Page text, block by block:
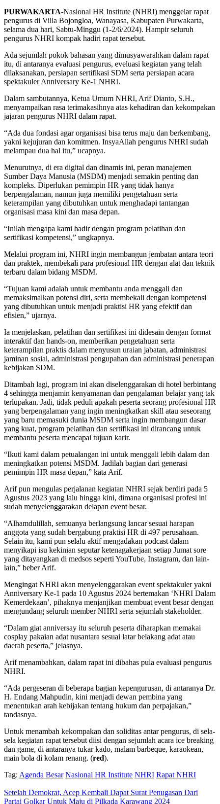
PURWAKARTA-Nasional HR Institute (NHRI) menggelar rapat
pengurus di Villa Bojongloa, Wanayasa, Kabupaten Purwakarta,
selama dua hari, Sabtu-Minggu (1-2/6/2024). Hampir seluruh
pengurus NHRI kompak hadiri rapat tersebut.
Ada sejumlah pokok bahasan yang dimusyawarahkan dalam rapat
itu, di antaranya evaluasi pengurus, eveluasi kegiatan yang telah
dilaksanakan, persiapan sertifikasi SDM serta persiapan acara
spektakuler Anniversary Ke-1 NHRI.
Dalam sambutannya, Ketua Umum NHRI, Arif Dianto, S.H.,
menyampaikan rasa terimakasihnya atas kehadiran dan kekompakan
jajaran pengurus NHRI dalam rapat.
“Ada dua fondasi agar organisasi bisa terus maju dan berkembang,
yakni kejujuran dan komitmen. InsyaAllah pengurus NHRI sudah
melampau dua hal itu,” ucapnya.
Menurutnya, di era digital dan dinamis ini, peran manajemen
Sumber Daya Manusia (MSDM) menjadi semakin penting dan
kompleks. Diperlukan pemimpin HR yang tidak hanya
berpengalaman, namun juga memiliki pengetahuan serta
keterampilan yang dibutuhkan untuk menghadapi tantangan
organisasi masa kini dan masa depan.
“Inilah mengapa kami hadir dengan program pelatihan dan
sertifikasi kompetensi,” ungkapnya.
Melalui program ini, NHRI ingin membangun jembatan antara teori
dan praktek, membekali para profesional HR dengan alat dan teknik
terbaru dalam bidang MSDM.
“Tujuan kami adalah untuk membantu anda menggali dan
memaksimalkan potensi diri, serta membekali dengan kompetensi
yang dibutuhkan untuk menjadi praktisi HR yang efektif dan
efisien,” ujarnya.
Ia menjelaskan, pelatihan dan sertifikasi ini didesain dengan format
interaktif dan hands-on, memberikan pengetahuan serta
keterampilan praktis dalam menyusun uraian jabatan, administrasi
jaminan sosial, administrasi pengupahan dan administrasi penerapan
kebijakan SDM.
Ditambah lagi, program ini akan diselenggarakan di hotel berbintang
4 sehingga menjamin kenyamanan dan pengalaman belajar yang tak
terlupakan. Jadi, tidak peduli apakah peserta seorang profesional HR
yang berpengalaman yang ingin meningkatkan skill atau seseorang
yang baru memasuki dunia MSDM serta ingin membangun dasar
yang kuat, program pelatihan dan sertifikasi ini dirancang untuk
membantu peserta mencapai tujuan karir.
“Ikuti kami dalam petualangan ini untuk menggali lebih dalam dan
meningkatkan potensi MSDM. Jadilah bagian dari generasi
pemimpin HR masa depan,” kata Arif.
Arif pun mengulas perjalanan kegiatan NHRI sejak berdiri pada 5
Agustus 2023 yang lalu hingga kini, dimana organisasi profesi ini
sudah menyelenggarakan delapan event besar.
“Alhamdulillah, semuanya berlangsung lancar sesuai harapan
anggota yang sudah bergabung praktisi HR di 497 perusahaan.
Selain itu, kami pun selalu aktif mengadakan podcast dalam
menyikapi isu kekinian seputar ketenagakerjaan setiap Jumat sore
yang ditayangkan di medsos seperti YouTube, Instagram, dan lain-
lain,” beber Arif.
Mengingat NHRI akan menyelenggarakan event spektakuler yakni
Anniversary Ke-1 pada 10 Agustus 2024 bertemakan ‘NHRI Dalam
Kemerdekaan’, pihaknya menjanjikan membuat event besar dengan
mengundang seluruh member NHRI serta sejumlah stakeholder.
“Dalam giat anniversay itu seluruh peserta diharapkan memakai
cosplay pakaian adat nusantara sesuai latar belakang adat atau
daerah peserta,” jelasnya.
Arif menambahkan, dalam rapat ini dibahas pula evaluasi pengurus
NHRI.
“Ada pergeseran di beberapa bagian kepengurusan, di antaranya Dr.
H. Endang Mahpudin, kini menjadi dewan pembina yang
menentukan arah kebijakan tentang hukum dan perpajakan,”
tandasnya.
Untuk menambah kekompakan dan soliditas antar pengurus, di sela-
sela kegiatan rapat tersebut diisi dengan sejumlah acara ice breaking
dan game, di antaranya tukar kado, malam barbeque, karaokean,
main bola di kolam renang. (red).
Tag: Agenda Besar Nasional HR Institute NHRI Rapat NHRI
Setelah Demokrat, Acep Kembali Dapat Surat Penugasan Dari
Partai Golkar Untuk Maju di Pilkada Karawang 2024